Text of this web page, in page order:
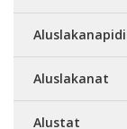
Aluslakanat
Alustat